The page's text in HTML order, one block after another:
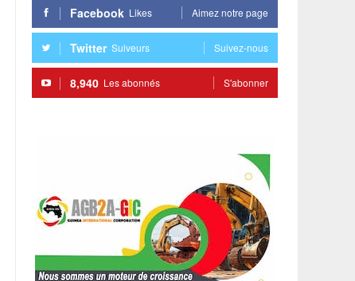
Facebook Likes Aimez notre page
Twitter Suiveurs Suivez-nous
8,940 Les abonnés S'abonner